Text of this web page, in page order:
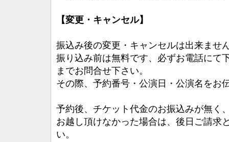
【変更・キャンセル】
振込み後の変更・キャンセルは出来ませ
振り込み前は無料です、必ずお電話にて
までお問合せ下さい。
その際、予約番号・公演日・公演名をお
予約後、チケット代金のお振込みが無く
お越し頂けなかった場合は、後日ご請求
い。